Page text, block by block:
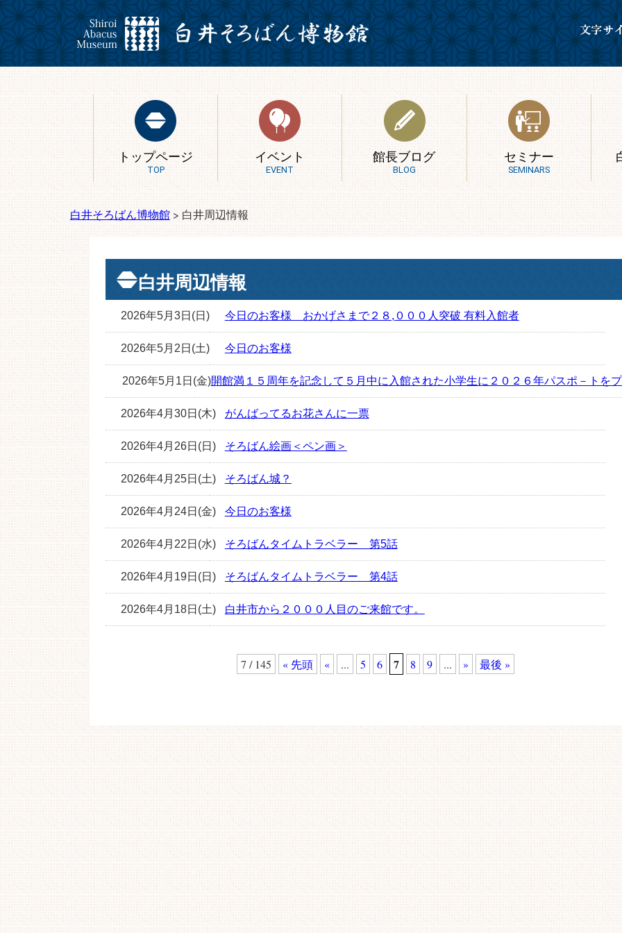
トップページ
TOP
イベント
EVENT
館長ブログ
BLOG
セミナー
SEMINARS
白井そろばん博物館> 白井周辺情報
白井周辺情報
2026年5月3日(日) 今日のお客様 おかげさまで２８,０００人突破 有料入館者
2026年5月2日(土) 今日のお客様
2026年5月1日(金)開館満１５周年を記念して５月中に入館された小学生に２０２６年パスポ－トを
2026年4月30日(木) がんばってるお花さんに一票
2026年4月26日(日) そろばん絵画＜ペン画＞
2026年4月25日(土) そろばん城？
2026年4月24日(金) 今日のお客様
2026年4月22日(水) そろばんタイムトラベラー 第5話
2026年4月19日(日) そろばんタイムトラベラー 第4話
2026年4月18日(土) 白井市から２０００人目のご来館です。
7 / 145 « 先頭 « ... 5 6 7 8 9 ... » 最後 »